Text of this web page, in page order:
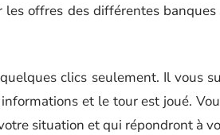
offres des différentes
clics seulement. Il vous
et le tour est joué.
situation et qui répondront à